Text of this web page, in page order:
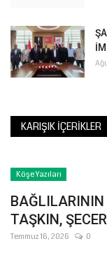
KARIŞIK İÇERIKLER
Köşe Yazıları
BAĞLILARININ
TAŞKIN,
Temmuz 16, 2026 0